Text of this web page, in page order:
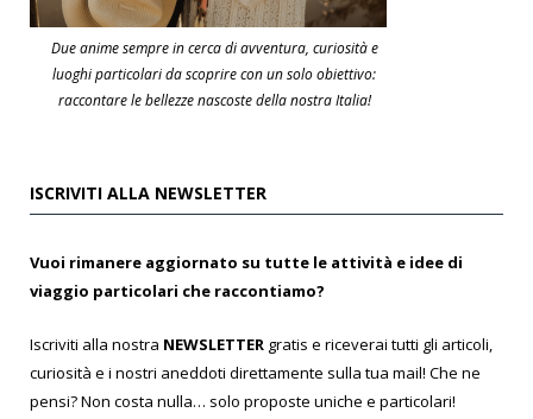
Due anime sempre in cerca di avventura, curiosità e
luoghi particolari da scoprire con un solo obiettivo:
raccontare le bellezze nascoste della nostra Italia!
ISCRIVITI ALLA NEWSLETTER
Vuoi rimanere aggiornato su tutte le attività e idee di
viaggio particolari che raccontiamo?
Iscriviti alla nostra NEWSLETTER gratis e riceverai tutti gli articoli,
curiosità e i nostri aneddoti direttamente sulla tua mail! Che ne
pensi? Non costa nulla… solo proposte uniche e particolari!